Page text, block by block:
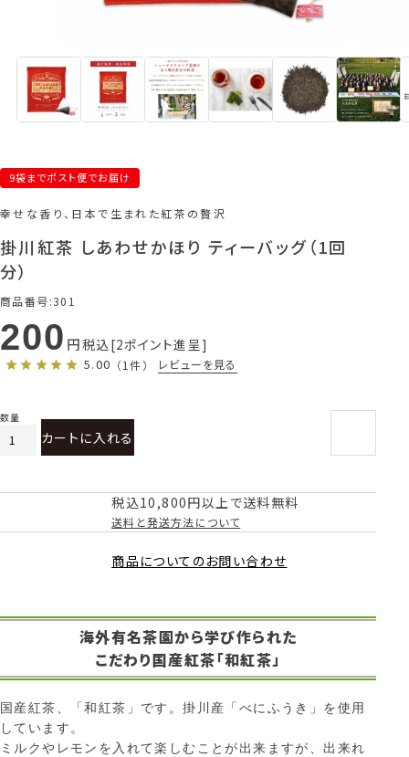
9袋までポスト便でお届け
幸せな香り、日本で生まれた紅茶の贅沢
掛川紅茶 しあわせかほり ティーバッグ（1回
分）
商品番号 301
200 税込 2ポイント進呈
5.00 （1件） レビューを見る
カートに入れる
税込10,800円以上で送料無料
送料と発送方法について
商品についてのお問い合わせ
海外有名茶園から学び作られた
こだわり国産紅茶「和紅茶」
国産紅茶、「和紅茶」です。掛川産「べにふうき」を使用
しています。
ミルクやレモンを入れて楽しむことが出来ますが、出来れ